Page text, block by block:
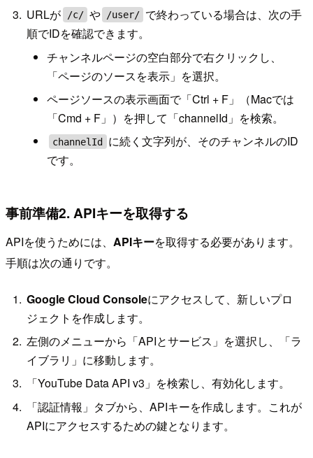
URLが
/c/ や /user/ で終わっている場合は、次の手
順でIDを確認できます。
チャンネルページの空白部分で右クリックし、
「ページのソースを表示」を選択。
ページソースの表示画面で「Ctrl + F」（Macでは
「Cmd + F」）を押して「channelId」を検索。
channelId に続く文字列が、そのチャンネルのID
です。
事前準備2. APIキーを取得する
APIを使うためには、 APIキーを取得する必要があります。
手順は次の通りです。
Google Cloud Consoleにアクセスして、新しいプロ
ジェクトを作成します。
左側のメニューから「APIとサービス」を選択し、「ラ
イブラリ」に移動します。
「YouTube Data API v3」を検索し、有効化します。
「認証情報」タブから、APIキーを作成します。これが
APIにアクセスするための鍵となります。